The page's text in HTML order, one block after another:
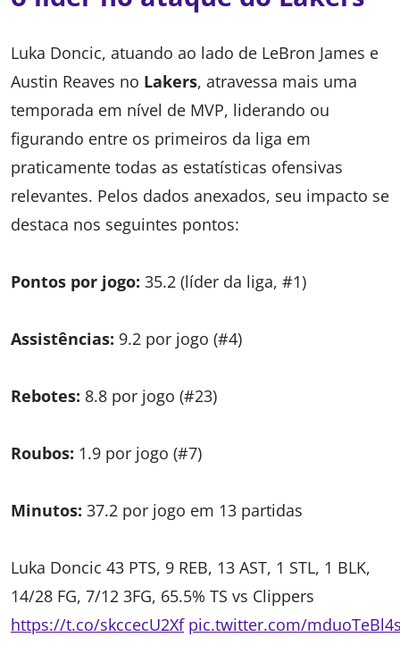
Luka Doncic, atuando ao lado de LeBron James e
Austin Reaves no Lakers, atravessa mais uma
temporada em nível de MVP, liderando ou
figurando entre os primeiros da liga em
praticamente todas as estatísticas ofensivas
relevantes. Pelos dados anexados, seu impacto se
destaca nos seguintes pontos:
Pontos por jogo: 35.2 (líder da liga, #1)
Assistências: 9.2 por jogo (#4)
Rebotes: 8.8 por jogo (#23)
Roubos: 1.9 por jogo (#7)
Minutos: 37.2 por jogo em 13 partidas
Luka Doncic 43 PTS, 9 REB, 13 AST, 1 STL, 1 BLK,
14/28 FG, 7/12 3FG, 65.5% TS vs Clippers
https://t.co/skccecU2Xf pic.twitter.com/